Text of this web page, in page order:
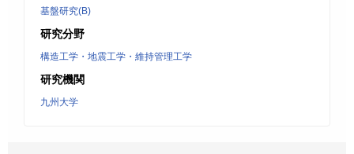
基盤研究(B)
研究分野
構造工学・地震工学・維持管理工学
研究機関
九州大学